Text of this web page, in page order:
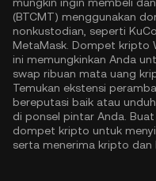
(BTCMT) menggunakan
nonkustodian, seperti
MetaMask. Dompet kripto
ini memungkinkan Anda
swap ribuan mata uang
Temukan ekstensi
bereputasi baik atau
di ponsel pintar Anda.
dompet kripto untuk
serta menerima kripto dan